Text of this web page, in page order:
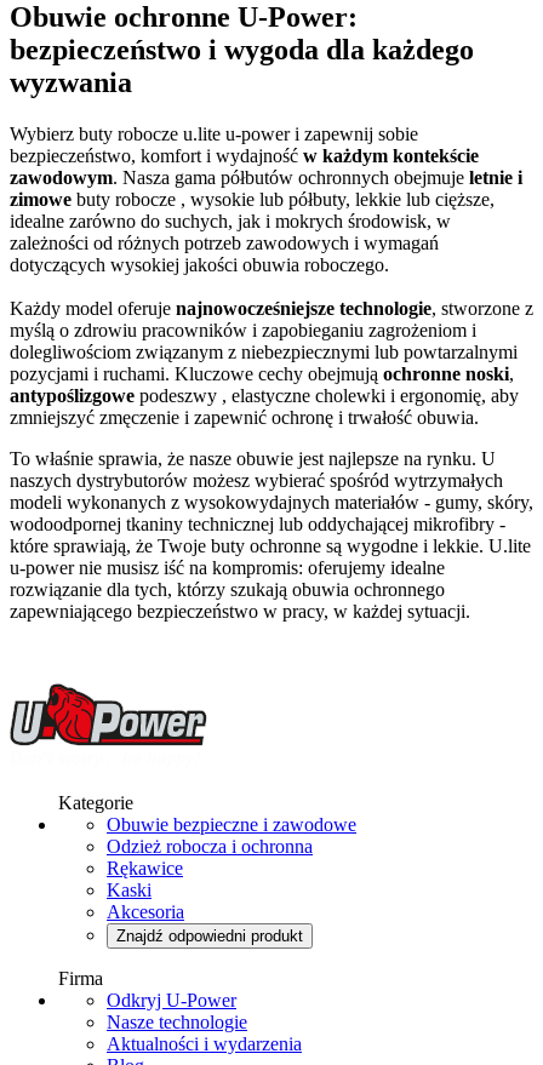
Obuwie ochronne U‑Power:
bezpieczeństwo i wygoda dla każdego
wyzwania
Wybierz buty robocze u.lite u-power i zapewnij sobie
bezpieczeństwo, komfort i wydajność w każdym kontekście
zawodowym. Nasza gama półbutów ochronnych obejmuje letnie i
zimowe buty robocze , wysokie lub półbuty, lekkie lub cięższe,
idealne zarówno do suchych, jak i mokrych środowisk, w
zależności od różnych potrzeb zawodowych i wymagań
dotyczących wysokiej jakości obuwia roboczego.
Każdy model oferuje najnowocześniejsze technologie, stworzone z
myślą o zdrowiu pracowników i zapobieganiu zagrożeniom i
dolegliwościom związanym z niebezpiecznymi lub powtarzalnymi
pozycjami i ruchami. Kluczowe cechy obejmują ochronne noski,
antypoślizgowe podeszwy , elastyczne cholewki i ergonomię, aby
zmniejszyć zmęczenie i zapewnić ochronę i trwałość obuwia.
To właśnie sprawia, że nasze obuwie jest najlepsze na rynku. U
naszych dystrybutorów możesz wybierać spośród wytrzymałych
modeli wykonanych z wysokowydajnych materiałów - gumy, skóry,
wodoodpornej tkaniny technicznej lub oddychającej mikrofibry -
które sprawiają, że Twoje buty ochronne są wygodne i lekkie. U.lite
u-power nie musisz iść na kompromis: oferujemy idealne
rozwiązanie dla tych, którzy szukają obuwia ochronnego
zapewniającego bezpieczeństwo w pracy, w każdej sytuacji.
Kategorie
Obuwie bezpieczne i zawodowe
Odzież robocza i ochronna
Rękawice
Kaski
Akcesoria
Znajdź odpowiedni produkt
Firma
Odkryj U-Power
Nasze technologie
Aktualności i wydarzenia